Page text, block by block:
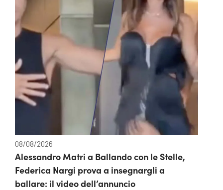
08/08/2026
Alessandro Matri a Ballando con le Stelle,
Federica Nargi prova a insegnargli a
ballare: il video dell’annuncio